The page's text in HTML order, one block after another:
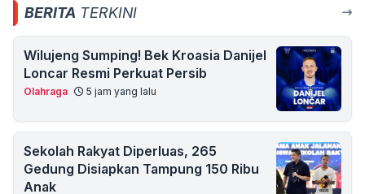
BERITA TERKINI
Wilujeng Sumping! Bek Kroasia Danijel
Loncar Resmi Perkuat Persib
Olahraga 5 jam yang lalu
Sekolah Rakyat Diperluas, 265
Gedung Disiapkan Tampung 150 Ribu
Anak